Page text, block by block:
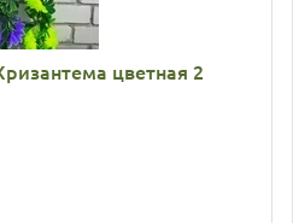
цветная 2